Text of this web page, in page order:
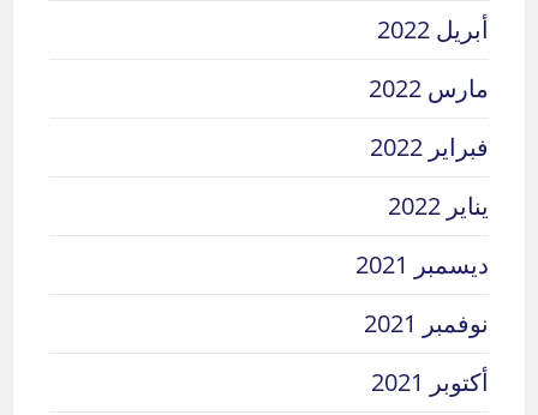
أبريل 2022
مارس 2022
فبراير 2022
يناير 2022
ديسمبر 2021
نوفمبر 2021
أكتوبر 2021